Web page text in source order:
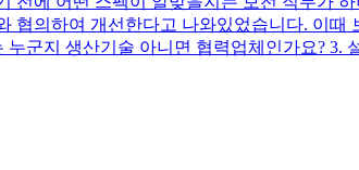
의하여 개선한다고 나와있었습니다. 이때
군지 생산기술 아니면 협력업체인가요? 3.